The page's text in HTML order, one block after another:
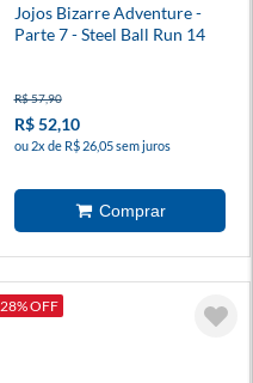
Jojos Bizarre Adventure -
Parte 7 - Steel Ball Run 14
R$ 57,90
R$ 52,10
ou 2x de R$ 26,05 sem juros
OFF